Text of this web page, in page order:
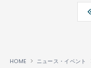
ebo
HOME ニュース・イベント